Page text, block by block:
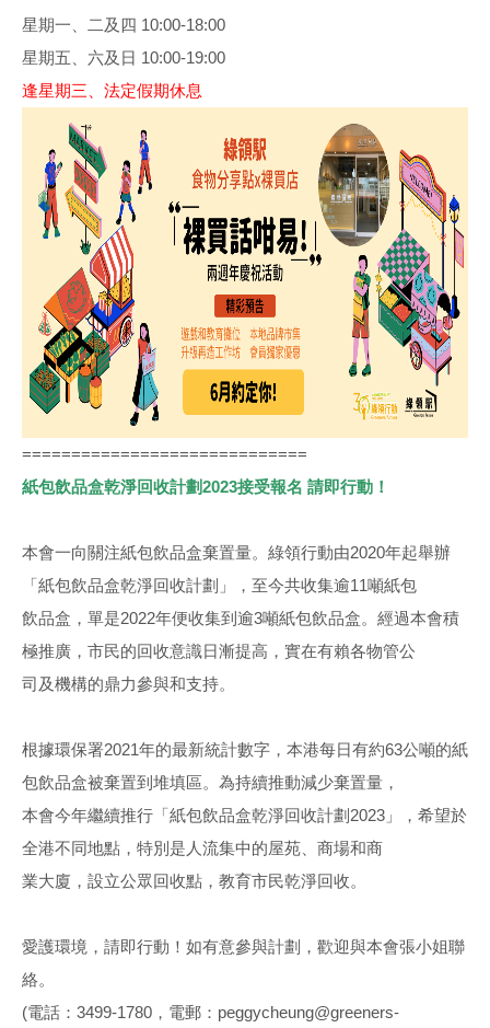
星期一、二及四 10:00-18:00
星期五、六及日 10:00-19:00
逢星期三、法定假期休息
=============================
紙包飲品盒乾淨回收計劃2023接受報名 請即行動！
本會一向關注紙包飲品盒棄置量。綠領行動由2020年起舉辦
「紙包飲品盒乾淨回收計劃」，至今共收集逾11噸紙包
飲品盒，單是2022年便收集到逾3噸紙包飲品盒。經過本會積
極推廣，市民的回收意識日漸提高，實在有賴各物管公
司及機構的鼎力參與和支持。
根據環保署2021年的最新統計數字，本港每日有約63公噸的紙
包飲品盒被棄置到堆填區。為持續推動減少棄置量，
本會今年繼續推行「紙包飲品盒乾淨回收計劃2023」，希望於
全港不同地點，特別是人流集中的屋苑、商場和商
業大廈，設立公眾回收點，教育市民乾淨回收。
愛護環境，請即行動！如有意參與計劃，歡迎與本會張小姐聯
絡。
(電話：3499-1780，電郵：peggycheung@greeners-